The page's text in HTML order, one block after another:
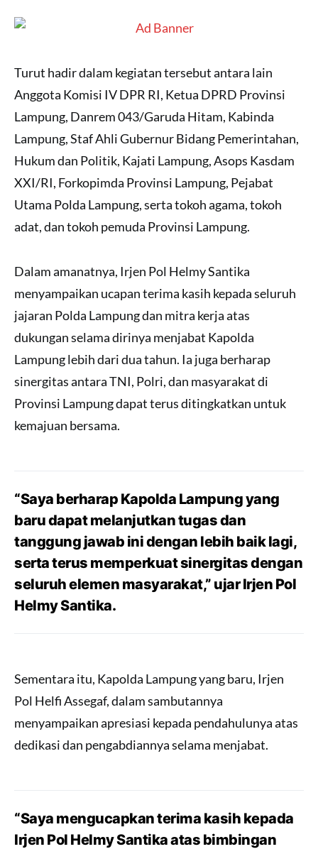
Turut hadir dalam kegiatan tersebut antara lain
Anggota Komisi IV DPR RI, Ketua DPRD Provinsi
Lampung, Danrem 043/Garuda Hitam, Kabinda
Lampung, Staf Ahli Gubernur Bidang Pemerintahan,
Hukum dan Politik, Kajati Lampung, Asops Kasdam
XXI/RI, Forkopimda Provinsi Lampung, Pejabat
Utama Polda Lampung, serta tokoh agama, tokoh
adat, dan tokoh pemuda Provinsi Lampung.
Dalam amanatnya, Irjen Pol Helmy Santika
menyampaikan ucapan terima kasih kepada seluruh
jajaran Polda Lampung dan mitra kerja atas
dukungan selama dirinya menjabat Kapolda
Lampung lebih dari dua tahun. Ia juga berharap
sinergitas antara TNI, Polri, dan masyarakat di
Provinsi Lampung dapat terus ditingkatkan untuk
kemajuan bersama.
“Saya berharap Kapolda Lampung yang
baru dapat melanjutkan tugas dan
tanggung jawab ini dengan lebih baik lagi,
serta terus memperkuat sinergitas dengan
seluruh elemen masyarakat,” ujar Irjen Pol
Helmy Santika.
Sementara itu, Kapolda Lampung yang baru, Irjen
Pol Helfi Assegaf, dalam sambutannya
menyampaikan apresiasi kepada pendahulunya atas
dedikasi dan pengabdiannya selama menjabat.
“Saya mengucapkan terima kasih kepada
Irjen Pol Helmy Santika atas bimbingan